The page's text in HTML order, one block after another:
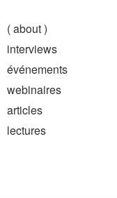
( about )
interviews
événements
webinaires
articles
lectures